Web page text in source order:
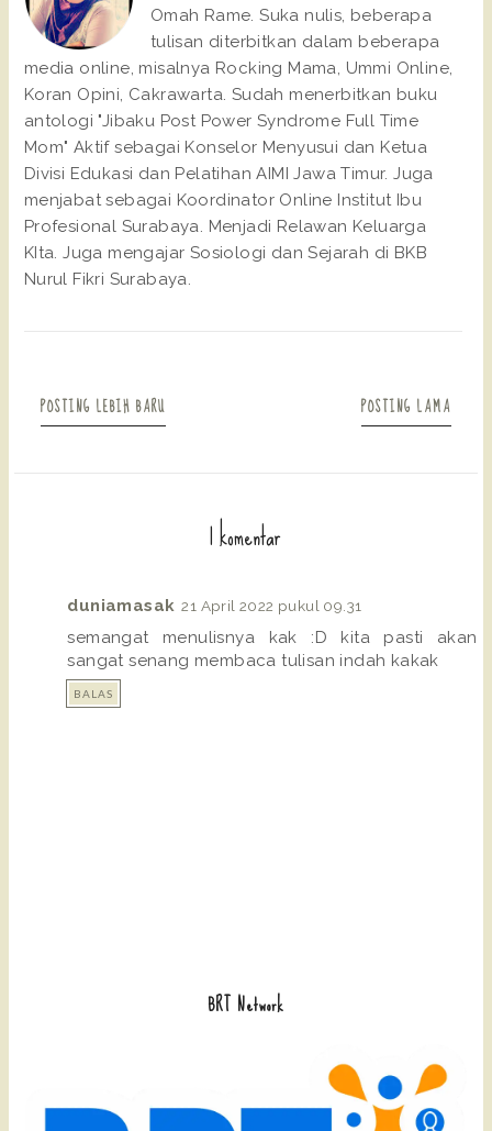
Omah Rame. Suka nulis, beberapa
tulisan diterbitkan dalam beberapa
media online, misalnya Rocking Mama, Ummi Online,
Koran Opini, Cakrawarta. Sudah menerbitkan buku
antologi "Jibaku Post Power Syndrome Full Time
Mom" Aktif sebagai Konselor Menyusui dan Ketua
Divisi Edukasi dan Pelatihan AIMI Jawa Timur. Juga
menjabat sebagai Koordinator Online Institut Ibu
Profesional Surabaya. Menjadi Relawan Keluarga
KIta. Juga mengajar Sosiologi dan Sejarah di BKB
Nurul Fikri Surabaya.
POSTING LEBIH BARU POSTING LAMA
1 komentar
duniamasak 21 April 2022 pukul 09.31
semangat menulisnya kak :D kita pasti akan
sangat senang membaca tulisan indah kakak
BALAS
BRT Network